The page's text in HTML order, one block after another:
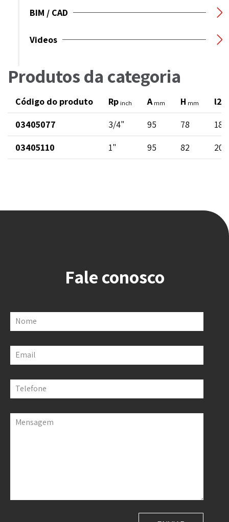
BIM / CAD
Videos
Produtos da categoria
Código do produto Rp inch A mm H mm
l2
03405077
3/4" 95 78
18
03405110
1" 95 82 20
Fale conosco
Nome
Email
Telefone
Mensagem